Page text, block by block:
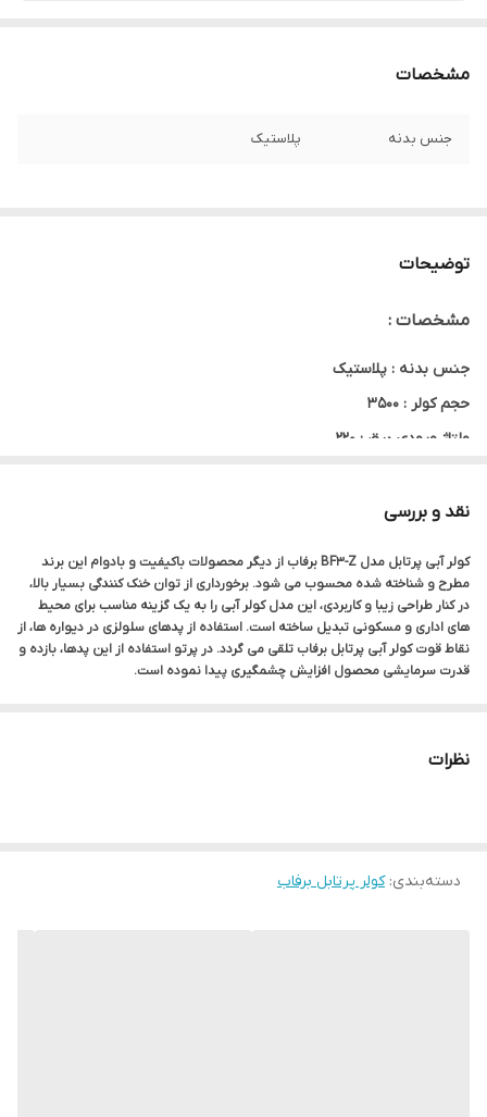
مشخصات
جنس بدنه پلاستیک
توضیحات
مشخصات :
جنس بدنه : پلاستیک
حجم کولر : ۳۵۰۰
ولتاژ ورودی برق : ۲۲۰
نقد و بررسی
کولر آبی پرتابل مدل BF3-Z برفاب از دیگر محصولات باکیفیت و بادوام این برند
مطرح و شناخته شده محسوب می شود. برخورداری از توان خنک کنندگی بسیار بالا،
در کنار طراحی زیبا و کاربردی، این مدل کولر آبی را به یک گزینه مناسب برای محیط
های اداری و مسکونی تبدیل ساخته است. استفاده از پدهای سلولزی در دیواره ها، از
نقاط قوت کولر آبی پرتابل برفاب تلقی می گردد. در پرتو استفاده از این پدها، بازده و
قدرت سرمایشی محصول افزایش چشمگیری پیدا نموده است.
نظرات
دسته‌بندی:کولر پرتابل برفاب